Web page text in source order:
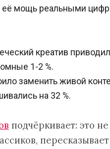
мощь реальными
креатив
1-2 %.
заменить живой
на 32 %.
подчёркивает: это